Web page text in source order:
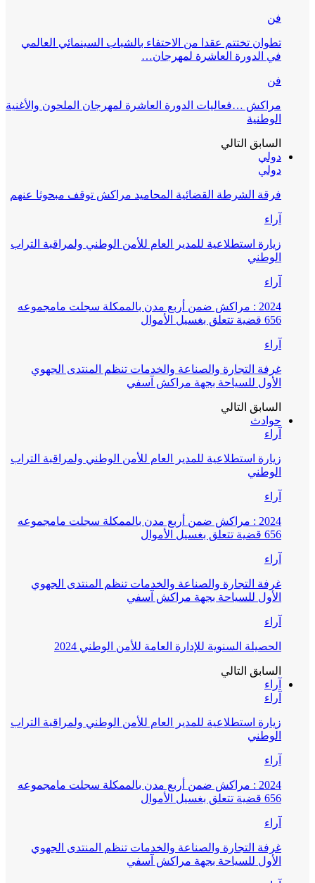
فن
تطوان تختتم عقدا من الاحتفاء بالشباب السينمائي العالمي
في الدورة العاشرة لمهرجان…
فن
مراكش …فعاليات الدورة العاشرة لمهرجان الملحون والأغنية
الوطنية
السابق التالي
دولي
دولي
فرقة الشرطة القضائية المحاميد مراكش توقف مبحوثا عنهم
آراء
زيارة استطلاعية للمدير العام للأمن الوطني ولمراقبة التراب
الوطني
آراء
2024 : مراكش ضمن أربع مدن بالممكلة سجلت مامجموعه
656 قضية تتعلق بغسيل الأموال
آراء
غرفة التجارة والصناعة والخدمات تنظم المنتدى الجهوي
الأول للسياحة بجهة مراكش آسفي
السابق التالي
حوادث
آراء
زيارة استطلاعية للمدير العام للأمن الوطني ولمراقبة التراب
الوطني
آراء
2024 : مراكش ضمن أربع مدن بالممكلة سجلت مامجموعه
656 قضية تتعلق بغسيل الأموال
آراء
غرفة التجارة والصناعة والخدمات تنظم المنتدى الجهوي
الأول للسياحة بجهة مراكش آسفي
آراء
الحصيلة السنوية للإدارة العامة للأمن الوطني 2024
السابق التالي
آراء
آراء
زيارة استطلاعية للمدير العام للأمن الوطني ولمراقبة التراب
الوطني
آراء
2024 : مراكش ضمن أربع مدن بالممكلة سجلت مامجموعه
656 قضية تتعلق بغسيل الأموال
آراء
غرفة التجارة والصناعة والخدمات تنظم المنتدى الجهوي
الأول للسياحة بجهة مراكش آسفي